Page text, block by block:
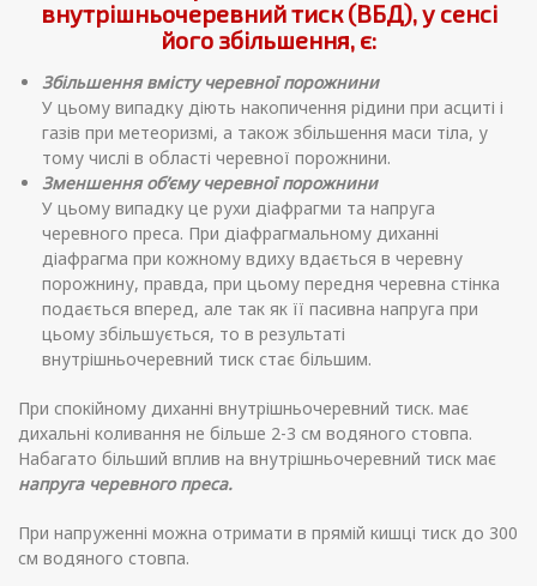
внутрішньочеревний тиск (ВБД), у сенсі
його збільшення, є:
Збільшення вмісту черевної порожнини
У цьому випадку діють накопичення рідини при асциті і
газів при метеоризмі, а також збільшення маси тіла, у
тому числі в області черевної порожнини.
Зменшення об’єму черевної порожнини
У цьому випадку це рухи діафрагми та напруга
черевного преса. При діафрагмальному диханні
діафрагма при кожному вдиху вдається в черевну
порожнину, правда, при цьому передня черевна стінка
подається вперед, але так як її пасивна напруга при
цьому збільшується, то в результаті
внутрішньочеревний тиск стає більшим.
При спокійному диханні внутрішньочеревний тиск. має
дихальні коливання не більше 2-3 см водяного стовпа.
Набагато більший вплив на внутрішньочеревний тиск має
напруга черевного преса.
При напруженні можна отримати в прямій кишці тиск до 300
см водяного стовпа.